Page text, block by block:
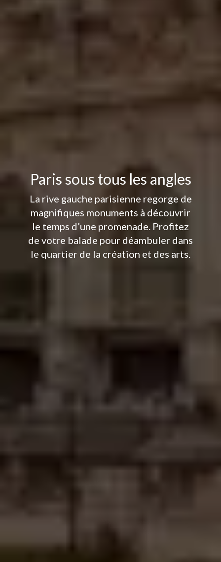
Paris sous tous les angles
La rive gauche parisienne regorge de
magnifiques monuments à découvrir
le temps d’une promenade. Profitez
de votre balade pour déambuler dans
le quartier de la création et des arts.